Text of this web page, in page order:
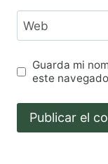
Web
Guarda mi
este